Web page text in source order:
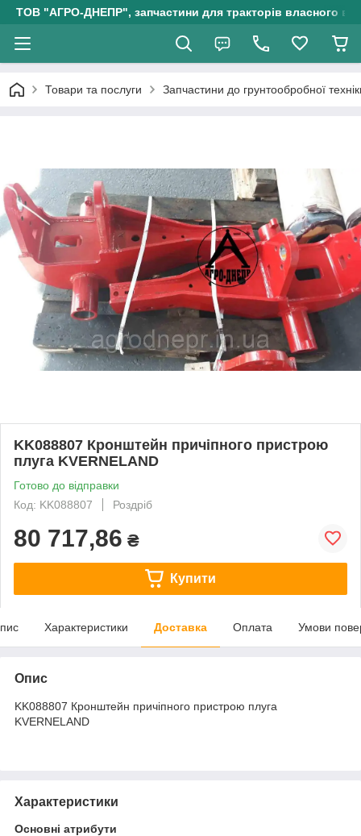
ТОВ "АГРО-ДНЕПР", запчастини для тракторів власного
Товари та послуги Запчастини до грунтообробної
KK088807 Кронштейн причіпного пристрою
плуга KVERNELAND
Готово до відправки
Код: KK088807
Роздріб
80 717,86 ₴
Купити
Характеристики Доставка Оплата Умови
Опис
KK088807 Кронштейн причіпного пристрою плуга
KVERNELAND
Характеристики
Основні атрибути